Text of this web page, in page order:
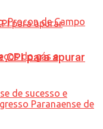
CPI para apurar